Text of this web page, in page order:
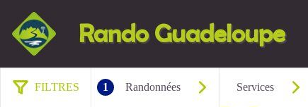
Rando Guadeloupe
FILTRES 1 Randonnées Services